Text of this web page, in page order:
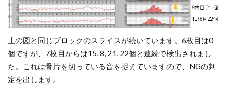
上の図と同じブロックのスライスが続いています。6枚目は0
個ですが、7枚目からは15, 8, 21, 22個と連続で検出されまし
た。これは骨片を切っている音を捉えていますので、NGの判
定を出します。